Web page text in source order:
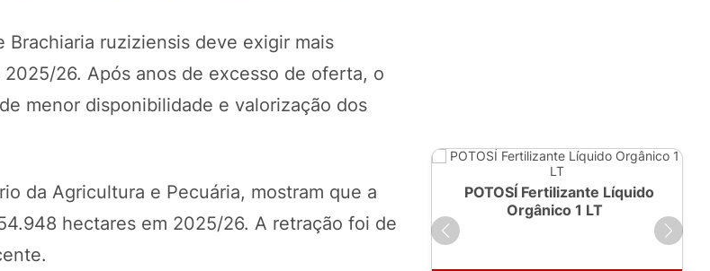
ruziziensis deve exigir mais
26. Após anos de excesso de oferta, o
menor disponibilidade e valorização dos
da Agricultura e Pecuária, mostram que a
hectares em 2025/26. A retração foi de
POTOSÍ Fertilizante Líquido
POTOSÍ Fertilizante Líquido
Orgânico 1 LT